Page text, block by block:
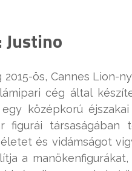
ös, Cannes Lion-
cég által
középkorú
figurái társaságában
és vidámságot
a